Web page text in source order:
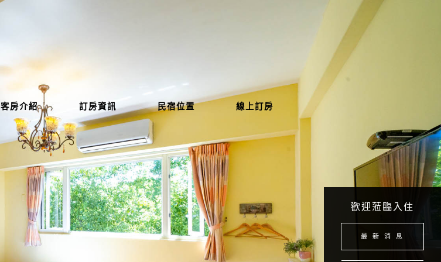
歡迎蒞臨入住
最 新 消 息
客房介紹 訂房資訊 民宿位置 線上訂房